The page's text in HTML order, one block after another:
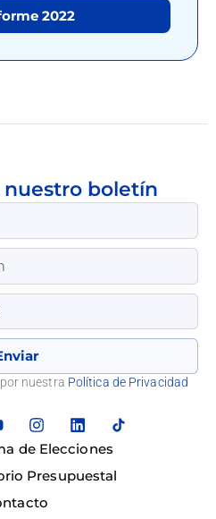
2022
nuestro boletín
nuestra Política de Privacidad
de Elecciones
Presupuestal